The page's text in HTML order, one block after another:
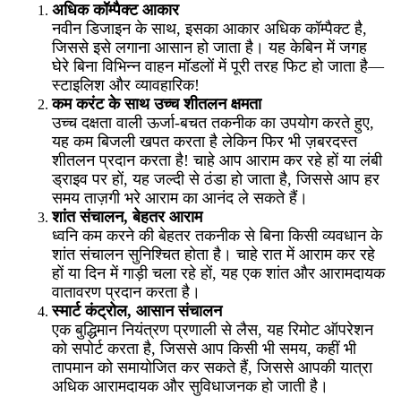
अधिक कॉम्पैक्ट आकार
नवीन डिजाइन के साथ, इसका आकार अधिक कॉम्पैक्ट है,
जिससे इसे लगाना आसान हो जाता है। यह केबिन में जगह
घेरे बिना विभिन्न वाहन मॉडलों में पूरी तरह फिट हो जाता है—
स्टाइलिश और व्यावहारिक!
कम करंट के साथ उच्च शीतलन क्षमता
उच्च दक्षता वाली ऊर्जा-बचत तकनीक का उपयोग करते हुए,
यह कम बिजली खपत करता है लेकिन फिर भी ज़बरदस्त
शीतलन प्रदान करता है! चाहे आप आराम कर रहे हों या लंबी
ड्राइव पर हों, यह जल्दी से ठंडा हो जाता है, जिससे आप हर
समय ताज़गी भरे आराम का आनंद ले सकते हैं।
शांत संचालन, बेहतर आराम
ध्वनि कम करने की बेहतर तकनीक से बिना किसी व्यवधान के
शांत संचालन सुनिश्चित होता है। चाहे रात में आराम कर रहे
हों या दिन में गाड़ी चला रहे हों, यह एक शांत और आरामदायक
वातावरण प्रदान करता है।
स्मार्ट कंट्रोल, आसान संचालन
एक बुद्धिमान नियंत्रण प्रणाली से लैस, यह रिमोट ऑपरेशन
को सपोर्ट करता है, जिससे आप किसी भी समय, कहीं भी
तापमान को समायोजित कर सकते हैं, जिससे आपकी यात्रा
अधिक आरामदायक और सुविधाजनक हो जाती है।